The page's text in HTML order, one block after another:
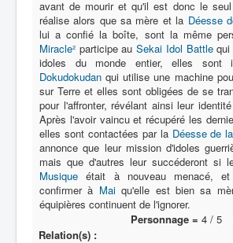
Motif
avant de mourir et qu'il est donc le
réalise alors que sa mère et la Déesse
lui a confié la boîte, sont la même
Miracle² participe auSekai Idol Battlequi
idoles du monde entier, elles sont
Dokudokudan qui utilise une machine
sur Terre et elles sont obligées de se
pour l'affronter, révélant ainsi leur
Après l'avoir vaincu et récupéré les
elles sont contactées par la Déesse de
annonce que leur mission d'idoles
mais que d'autres leur succéderont si
Musique était à nouveau menacé,
confirmer à Maiqu'elle est bien sa
équipières continuent de l'ignorer.
Personnage = 4 / 5
Relation(s) :